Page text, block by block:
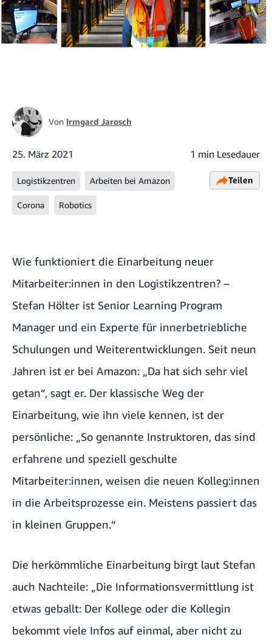
Von Irmgard Jarosch
25. März 2021 1 min Lesedauer
Logistikzentren Arbeiten bei Amazon
Corona Robotics
Teilen
Wie funktioniert die Einarbeitung neuer
Mitarbeiter:innen in den Logistikzentren? –
Stefan Hölter ist Senior Learning Program
Manager und ein Experte für innerbetriebliche
Schulungen und Weiterentwicklungen. Seit neun
Jahren ist er bei Amazon: „Da hat sich sehr viel
getan“, sagt er. Der klassische Weg der
Einarbeitung, wie ihn viele kennen, ist der
persönliche: „So genannte Instruktoren, das sind
erfahrene und speziell geschulte
Mitarbeiter:innen, weisen die neuen Kolleg:innen
in die Arbeitsprozesse ein. Meistens passiert das
in kleinen Gruppen.“
Die herkömmliche Einarbeitung birgt laut Stefan
auch Nachteile: „Die Informationsvermittlung ist
etwas geballt: Der Kollege oder die Kollegin
bekommt viele Infos auf einmal, aber nicht zu